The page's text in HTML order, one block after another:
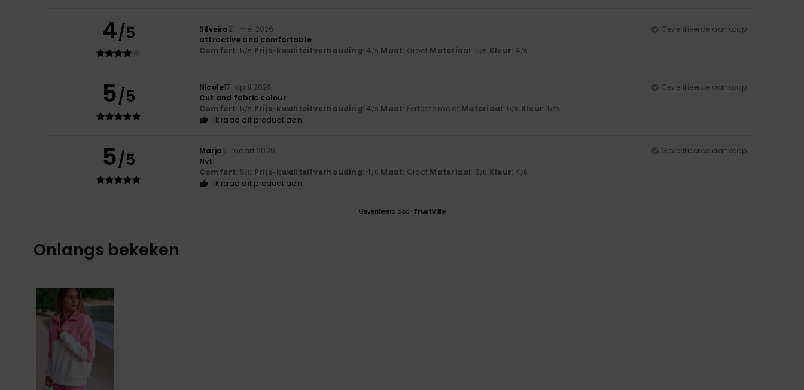
4/5 Silveira21. mei 2026
Geverifieerde aankoop
attractive and comfortable.
Comfort: 5/5 Prijs-kwaliteitverhouding: 4 /5 Maat: Groot Materiaal: 5/5 Kleur: 4/5
5/5 Nicole17. april 2026
Geverifieerde aankoop
Cut and fabric colour
Comfort: 5/5 Prijs-kwaliteitverhouding: 4 /5 Maat: Perfecte maat Materiaal: 5/5 Kleur: 5/5
Ik raad dit product aan
5/5 Marja9. maart 2026
Geverifieerde aankoop
Nvt
Comfort: 5/5 Prijs-kwaliteitverhouding: 4 /5 Maat: Groot Materiaal: 5/5 Kleur: 4/5
Ik raad dit product aan
Geverifieerd door TrustVille
Onlangs bekeken